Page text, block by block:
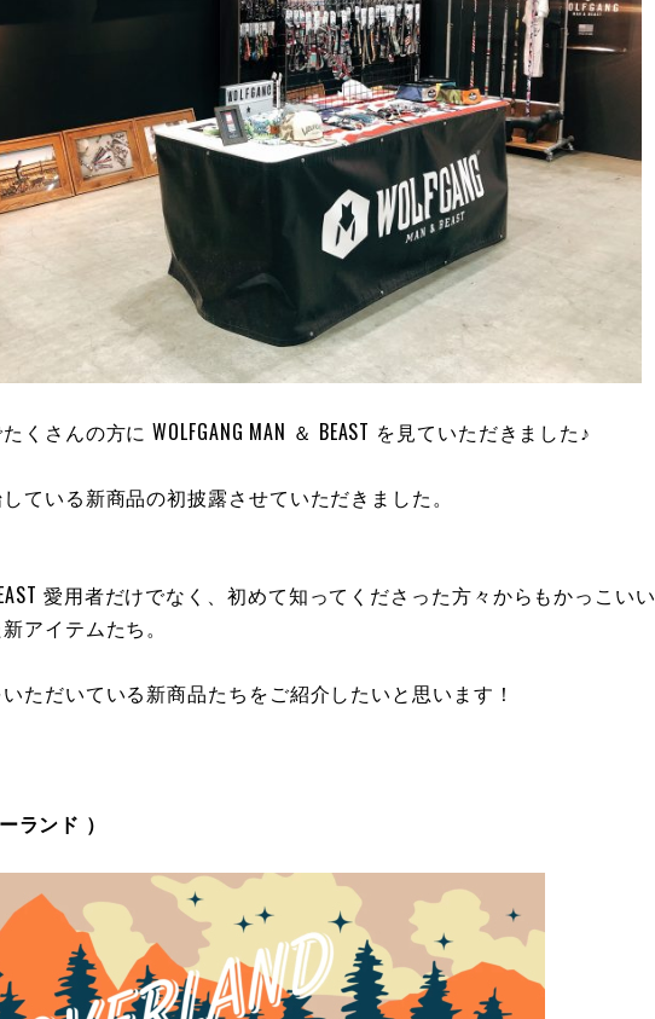
くさんの方に WOLFGANG MAN ＆ BEAST を見ていただきました♪
ている新商品の初披露させていただきました。
BEAST 愛用者だけでなく、初めて知ってくださった方々からもかっこいい
アイテムたち。
ただいている新商品たちをご紹介したいと思います！
ランド ）